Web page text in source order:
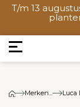
T/m 13
Merken... Luca